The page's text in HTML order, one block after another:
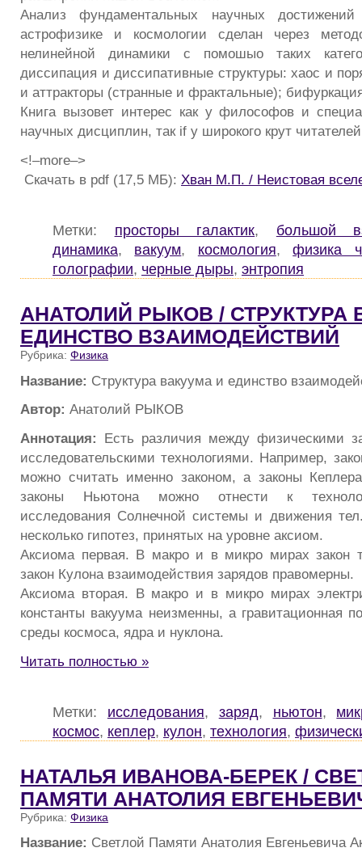
Анализ фундаментальных научных
астрофизике и космологии сделан через
нелинейной динамики с помошыо таких
диссипация и диссипативные структуры: хаос и
и аттракторы (странные и фрактальные);
Книга вызовет интерес как у философов и
научных дисциплин, так if у широкого крут
<!–more–>
Скачать в pdf (17,5 МБ): Хван М.П. / Неистовая
Метки: просторы галактик, большой
динамика, вакуум, космология,физика
голографии, черные дыры, энтропия
АНАТОЛИЙ РЫКОВ / СТРУКТУРА
ЕДИНСТВО ВЗАИМОДЕЙСТВИЙ
Рубрика: Физика
Название: Структура вакуума и единство
Автор: Анатолий РЫКОВ
Аннотация: Есть различия между физическими
исследовательскими технологиями. Например,
можно считать именно законом, а законы
законы Ньютона можно отнести к
исследования Солнечной системы и движения
несколько гипотез, принятых на уровне аксиом.
Аксиома первая. В макро и в микро мирах закон
закон Кулона взаимодействия зарядов правомерны.
Аксиома вторая. В макро и в микро мирах
константы вакуума неизменны, а гравитационная
среды космоса, ядра и нуклона.
Читать полностью »
Метки: исследования, заряд, ньютон,
космос, кеплер, кулон, технология,
НАТАЛЬЯ ИВАНОВА-БЕРЕК /
ПАМЯТИ АНАТОЛИЯ
Рубрика: Физика
Название: Светлой Памяти Анатолия Евгеньевича